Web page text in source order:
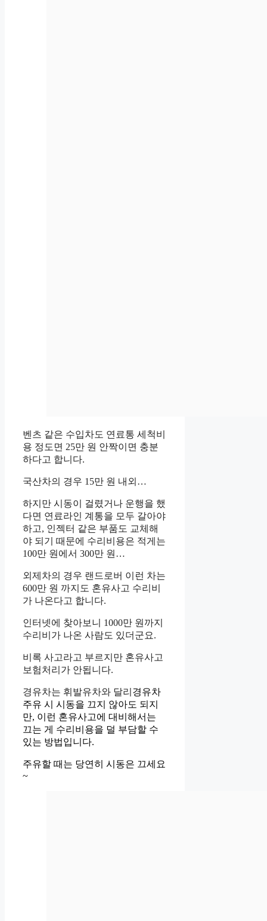
벤츠 같은 수입차도 연료통 세척비
용 정도면 25만 원 안짝이면 충분
하다고 합니다.
국산차의 경우 15만 원 내외…
하지만 시동이 걸렸거나 운행을 했
다면 연료라인 계통을 모두 갈아야
하고, 인젝터 같은 부품도 교체해
야 되기 때문에 수리비용은 적게는
100만 원에서 300만 원…
외제차의 경우 랜드로버 이런 차는
600만 원 까지도 혼유사고 수리비
가 나온다고 합니다.
인터넷에 찾아보니 1000만 원까지
수리비가 나온 사람도 있더군요.
비록 사고라고 부르지만 혼유사고
보험처리가 안됩니다.
경유차는 휘발유차와 달리 경유차
주유 시 시동을 끄지 않아도 되지
만, 이런 혼유사고에 대비해서는
끄는 게 수리비용을 덜 부담할 수
있는 방법입니다.
주유할 때는 당연히 시동은 끄세요
~